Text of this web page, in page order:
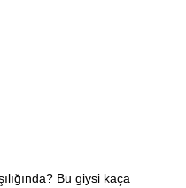
Bu giysi kaça